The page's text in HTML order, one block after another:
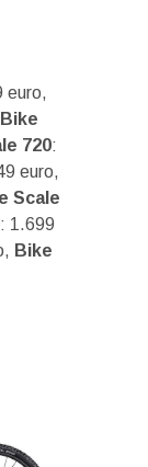
euro,
Bike
720:
euro,
Scale
: 1.699
Bike